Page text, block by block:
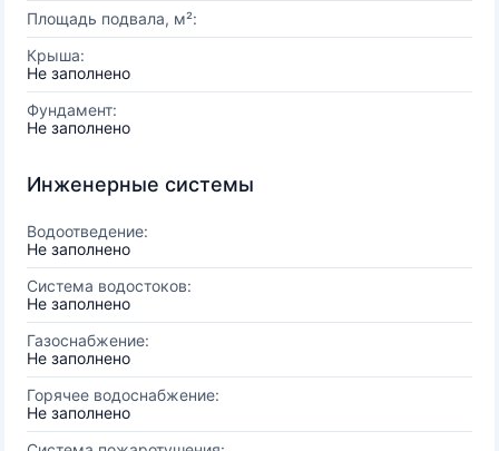
Площадь подвала, м²:
Крыша:
Не заполнено
Фундамент:
Не заполнено
Инженерные системы
Водоотведение:
Не заполнено
Система водостоков:
Не заполнено
Газоснабжение:
Не заполнено
Горячее водоснабжение:
Не заполнено